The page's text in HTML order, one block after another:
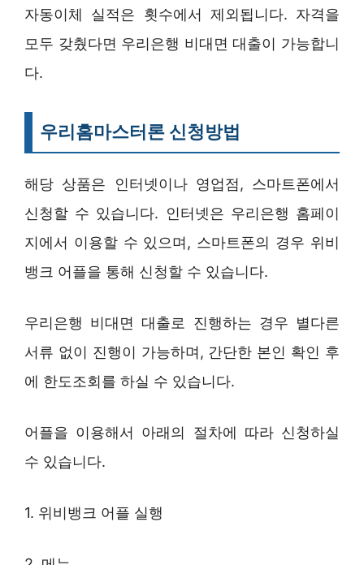
자동이체 실적은 횟수에서 제외됩니다. 자격을
모두 갖췄다면 우리은행 비대면 대출이 가능합니
다.
우리홈마스터론 신청방법
해당 상품은 인터넷이나 영업점, 스마트폰에서
신청할 수 있습니다. 인터넷은 우리은행 홈페이
지에서 이용할 수 있으며, 스마트폰의 경우 위비
뱅크 어플을 통해 신청할 수 있습니다.
우리은행 비대면 대출로 진행하는 경우 별다른
서류 없이 진행이 가능하며, 간단한 본인 확인 후
에 한도조회를 하실 수 있습니다.
어플을 이용해서 아래의 절차에 따라 신청하실
수 있습니다.
1. 위비뱅크 어플 실행